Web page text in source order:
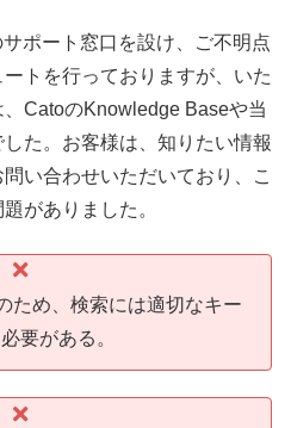
ポート窓口を設け、ご不明点
トを行っておりますが、いた
CatoのKnowledge Baseや当
た。お客様は、知りたい情報
い合わせいただいており、こ
がありました。
ため、検索には適切なキー
要がある。